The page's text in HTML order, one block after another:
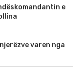
e
varen nga